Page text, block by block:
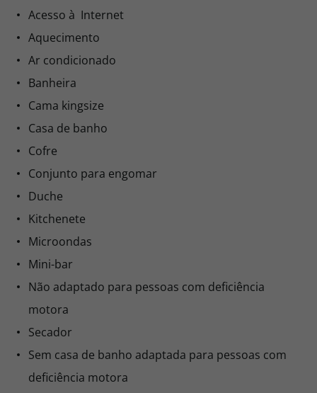
Acesso à Internet
Aquecimento
Ar condicionado
Banheira
Cama kingsize
Casa de banho
Cofre
Conjunto para engomar
Duche
Kitchenete
Microondas
Mini-bar
Não adaptado para pessoas com deficiência
motora
Secador
Sem casa de banho adaptada para pessoas com
deficiência motora